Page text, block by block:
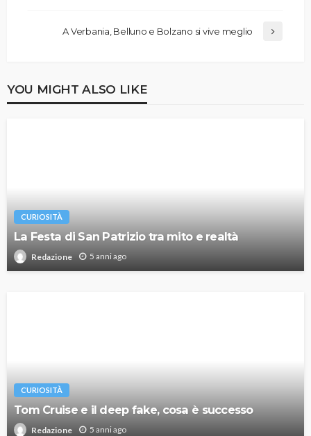
A Verbania, Belluno e Bolzano si vive meglio
YOU MIGHT ALSO LIKE
CURIOSITÀ
La Festa di San Patrizio tra mito e realtà
Redazione 5 anni ago
CURIOSITÀ
Tom Cruise e il deep fake, cosa è successo
Redazione 5 anni ago